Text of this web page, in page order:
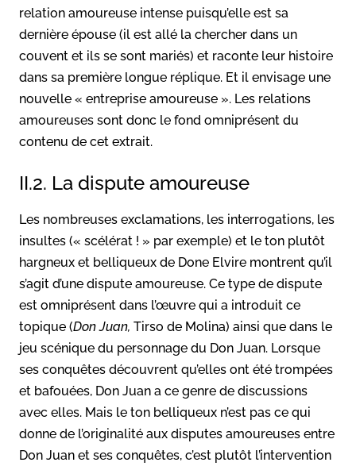
relation amoureuse intense puisqu’elle est sa
dernière épouse (il est allé la chercher dans un
couvent et ils se sont mariés) et raconte leur histoire
dans sa première longue réplique. Et il envisage une
nouvelle « entreprise amoureuse ». Les relations
amoureuses sont donc le fond omniprésent du
contenu de cet extrait.
II.2. La dispute amoureuse
Les nombreuses exclamations, les interrogations, les
insultes (« scélérat ! » par exemple) et le ton plutôt
hargneux et belliqueux de Done Elvire montrent qu’il
s’agit d’une dispute amoureuse. Ce type de dispute
est omniprésent dans l’œuvre qui a introduit ce
topique (Don Juan, Tirso de Molina) ainsi que dans le
jeu scénique du personnage du Don Juan. Lorsque
ses conquêtes découvrent qu’elles ont été trompées
et bafouées, Don Juan a ce genre de discussions
avec elles. Mais le ton belliqueux n’est pas ce qui
donne de l’originalité aux disputes amoureuses entre
Don Juan et ses conquêtes, c’est plutôt l’intervention